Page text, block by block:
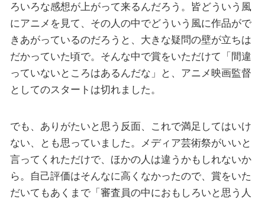
ろいろな感想が上がって来るんだろう。皆どういう風
にアニメを見て、その人の中でどういう風に作品がで
きあがっているのだろうと、大きな疑問の壁が立ちは
だかっていた頃で。そんな中で賞をいただけて「間違
っていないところはあるんだな」と、アニメ映画監督
としてのスタートは切れました。
でも、ありがたいと思う反面、これで満足してはいけ
ない、とも思っていました。メディア芸術祭がいいと
言ってくれただけで、ほかの人は違うかもしれないか
ら。自己評価はそんなに高くなかったので、賞をいた
だいてもあくまで「審査員の中におもしろいと思う人